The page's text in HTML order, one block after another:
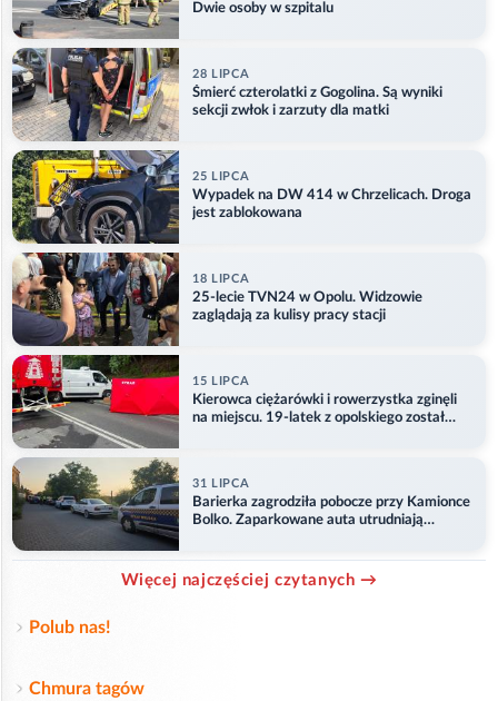
Dwie osoby w szpitalu
28 LIPCA
Śmierć czterolatki z Gogolina. Są wyniki
sekcji zwłok i zarzuty dla matki
25 LIPCA
Wypadek na DW 414 w Chrzelicach. Droga
jest zablokowana
18 LIPCA
25-lecie TVN24 w Opolu. Widzowie
zaglądają za kulisy pracy stacji
15 LIPCA
Kierowca ciężarówki i rowerzystka zginęli
na miejscu. 19-latek z opolskiego został
31 LIPCA
Barierka zagrodziła pobocze przy Kamionce
Bolko. Zaparkowane auta utrudniają
Więcej najczęściej czytanych →
Polub nas!
Chmura tagów